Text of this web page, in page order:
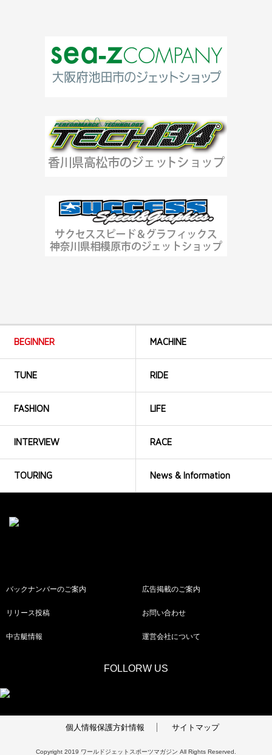
BEGINNER MACHINE
TUNE RIDE
FASHION LIFE
INTERVIEW RACE
TOURING News & Information
バックナンバーのご案内 広告掲載のご案内
リリース投稿 お問い合わせ
中古艇情報 運営会社について
FOLLORW US
個人情報保護方針情報 サイトマップ
Copyright 2019 ワールドジェットスポーツマガジン All Rights Reserved.